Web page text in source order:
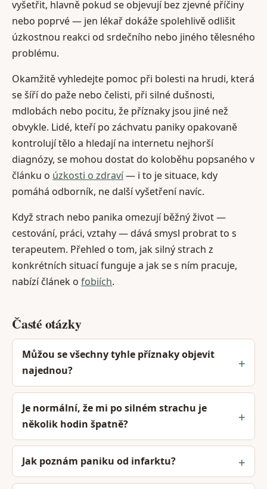
vyšetřit, hlavně pokud se objevují bez zjevné příčiny
nebo poprvé — jen lékař dokáže spolehlivě odlišit
úzkostnou reakci od srdečního nebo jiného tělesného
problému.
Okamžitě vyhledejte pomoc při bolesti na hrudi, která
se šíří do paže nebo čelisti, při silné dušnosti,
mdlobách nebo pocitu, že příznaky jsou jiné než
obvykle. Lidé, kteří po záchvatu paniky opakovaně
kontrolují tělo a hledají na internetu nejhorší
diagnózy, se mohou dostat do koloběhu popsaného v
článku o úzkosti o zdraví— i to je situace, kdy
pomáhá odborník, ne další vyšetření navíc.
Když strach nebo panika omezují běžný život —
cestování, práci, vztahy — dává smysl probrat to s
terapeutem. Přehled o tom, jak silný strach z
konkrétních situací funguje a jak se s ním pracuje,
nabízí článek o fobiích.
Časté otázky
Můžou se všechny tyhle příznaky objevit
najednou?
Je normální, že mi po silném strachu je
několik hodin špatně?
Jak poznám paniku od infarktu?